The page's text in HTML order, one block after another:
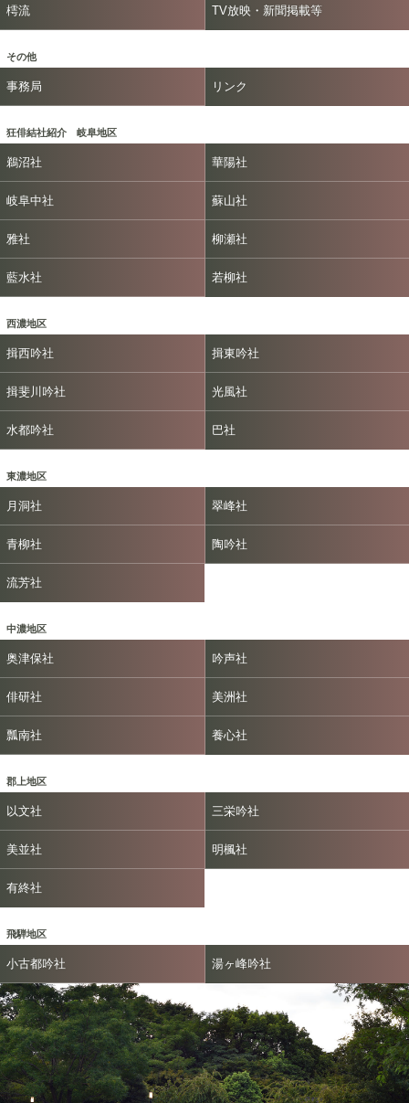
樗流 TV放映・新聞掲載等
その他
事務局 リンク
狂俳結社紹介 岐阜地区
鵜沼社 華陽社
岐阜中社 蘇山社
雅社 柳瀬社
藍水社 若柳社
西濃地区
揖西吟社 揖東吟社
揖斐川吟社 光風社
水都吟社 巴社
東濃地区
月洞社 翠峰社
青柳社 陶吟社
流芳社
中濃地区
奥津保社 吟声社
俳研社 美洲社
瓢南社 養心社
郡上地区
以文社 三栄吟社
美並社 明楓社
有終社
飛騨地区
小古都吟社 湯ヶ峰吟社